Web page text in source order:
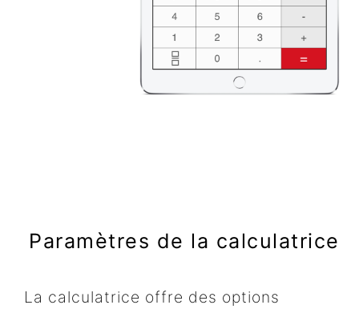
Paramètres de la calculatrice
La calculatrice offre des options